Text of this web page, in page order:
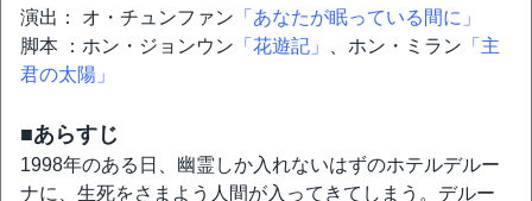
演出： オ・チュンファン 「あなたが眠っている間に」
脚本 ：ホン・ジョンウン 「花遊記」 、ホン・ミラン 「主
君の太陽」
■あらすじ
1998年のある日、幽霊しか入れないはずのホテルデルー
ナに、生死をさまよう人間が入ってきてしまう。デルー